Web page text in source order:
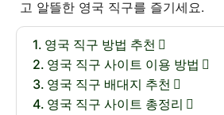
고 알뜰한 영국 직구를 즐기세요.
영국 직구 방법 추천
영국 직구 사이트 이용 방법
영국 직구 배대지 추천
영국 직구 사이트 총정리